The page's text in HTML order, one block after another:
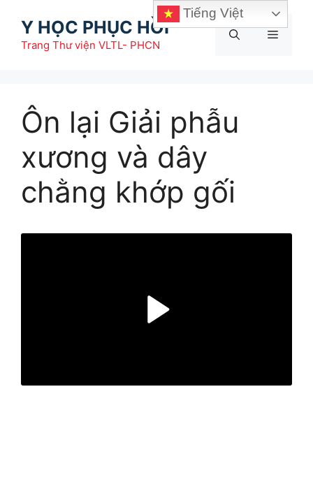
Y HỌC PHỤC HỒI
Trang Thư viện VLTL- PHCN
Menu
Ôn lại Giải phẫu
xương và dây
chằng khớp gối
Tiếng Việt